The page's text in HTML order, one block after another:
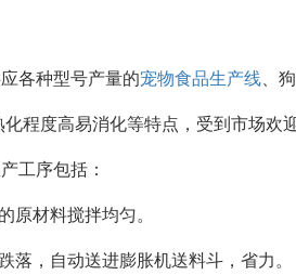
各种型号产量的宠物食品生产线 、
程度高易消化等特点，受到市场欢迎
工序包括：
原材料搅拌均匀。
落，自动送进膨胀机送料斗，省力。